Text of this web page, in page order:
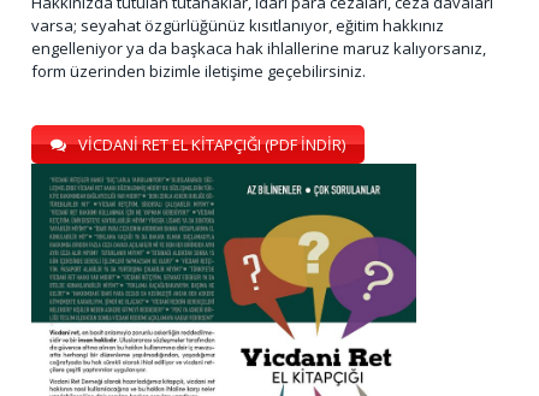
varsa; seyahat özgürlüğünüz kısıtlanıyor, eğitim hakkınız
engelleniyor ya da başkaca hak ihlallerine maruz kalıyorsanız,
form üzerinden bizimle iletişime geçebilirsiniz.
VİCDANİ RET EL KİTAPÇIĞI (PDF İNDİR)